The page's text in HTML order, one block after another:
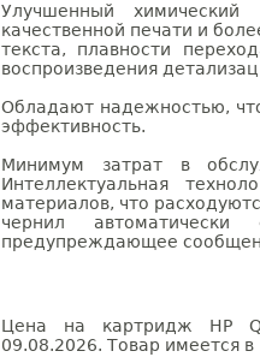
Улучшенный
качественной печати и
текста, плавности
воспроизведения
Обладают надежностью,
эффективность.
Минимум затрат в
Интеллектуальная
материалов, что
чернил автоматически
предупреждающее
Цена на картридж HP
09.08.2026. Товар имеется в